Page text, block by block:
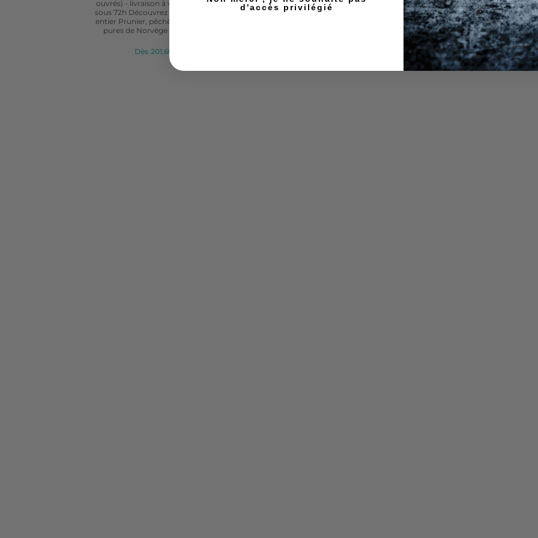
ouvrés) - livraison à votre domicile
sous 72h Découvrez notre saumon
entier Prunier, pêché dans les eaux
pures de Norvège . Issu d'un...
Dès 201,60 €
ouvrés) - livraison à votre domicile
sous 72h Élevé dans les eaux froides
ouvrés) - livraison à votre
sous 72h Les saumons
Prunier sont le fruit d'un savoir-
unique français, de plus de...
Dès 219,00 €
d'accès privilégié